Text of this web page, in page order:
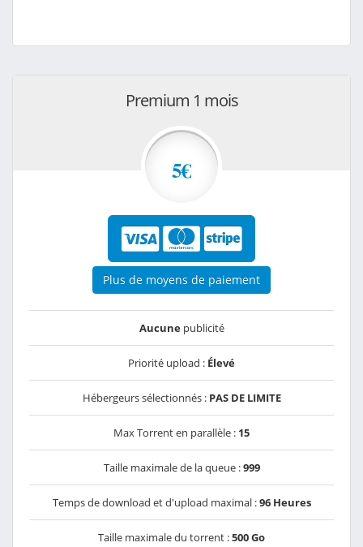
Premium 1 mois
5€
Plus de moyens de paiement
Aucunepublicité
Priorité upload : Élevé
Hébergeurs sélectionnés : PAS DE LIMITE
Max Torrent en parallèle : 15
Taille maximale de la queue :999
Temps de download et d'upload maximal :96 Heures
Taille maximale du torrent :500 Go